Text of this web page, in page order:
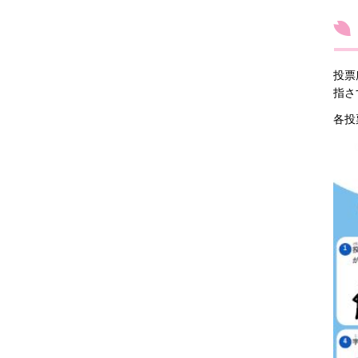
投票
指さ
各投